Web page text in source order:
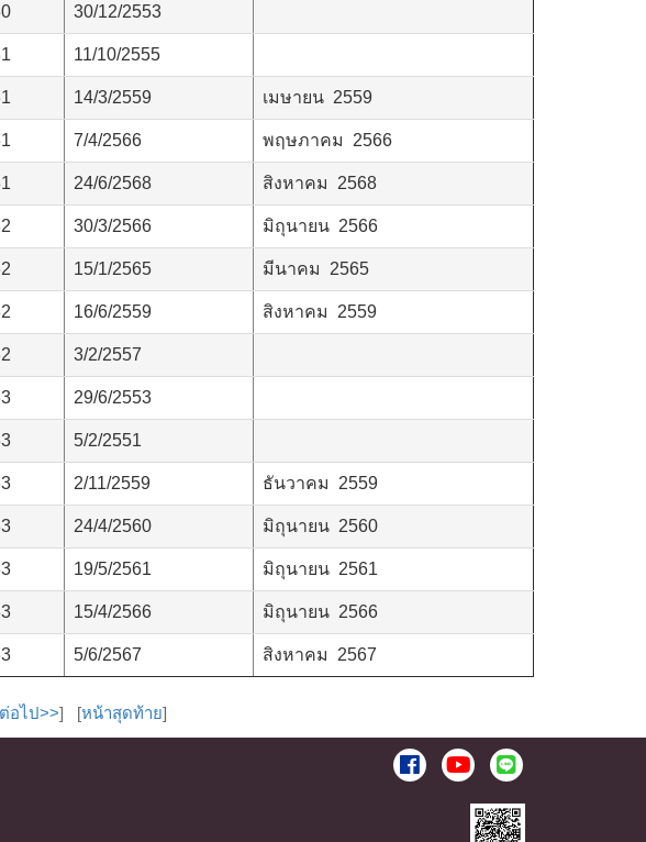
30/12/2553
11/10/2555
14/3/2559 เมษายน 2559
7/4/2566 พฤษภาคม 2566
24/6/2568 สิงหาคม 2568
30/3/2566 มิถุนายน 2566
15/1/2565 มีนาคม 2565
16/6/2559 สิงหาคม 2559
3/2/2557
29/6/2553
5/2/2551
2/11/2559 ธันวาคม 2559
24/4/2560 มิถุนายน 2560
19/5/2561 มิถุนายน 2561
15/4/2566 มิถุนายน 2566
5/6/2567 สิงหาคม 2567
อไป>>] [หน้าสุดท้าย]